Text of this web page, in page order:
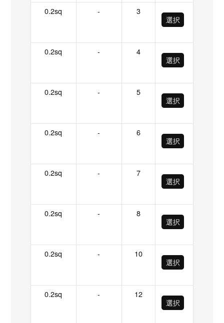
0.2sq -
3
選択
0.2sq -
4
選択
0.2sq -
5
選択
0.2sq -
6
選択
0.2sq -
7
選択
0.2sq -
8
選択
0.2sq -
10
選択
0.2sq -
12
選択